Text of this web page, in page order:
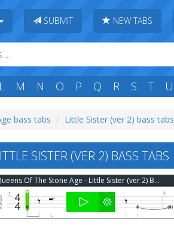
SUBMIT NEW TABS
L M N O P Q R S T U
bass tabs Little Sister (ver 2) bass tabs
SISTER (VER 2) BASS TABS
Queens Of The Stone Age - Little Sister (ver 2) Bass Tab